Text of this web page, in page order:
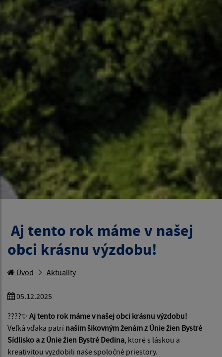
Aj tento rok máme v našej
obci krásnu výzdobu!
Úvod Aktuality
05.12.2025
????✨ Aj tento rok máme v našej obci krásnu výzdobu!
Veľká vďaka patrí našim šikovným ženám z Únie žien Bystré
Sídlisko a z Únie žien Bystré Dedina , ktoré s láskou a
kreativitou vyzdobili naše spoločné priestory.